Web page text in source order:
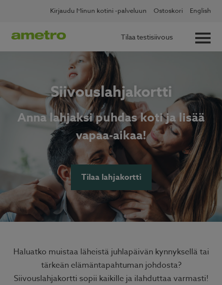
content
Kirjaudu Minun kotini -palveluun Ostoskori English
Tilaa testisiivous
Siivouslahjakortti
Anna lahjaksi puhdas koti ja lisää
vapaa-aikaa!
Tilaa lahjakortti
Haluatko muistaa läheistä juhlapäivän kynnyksellä tai
tärkeän elämäntapahtuman johdosta?
Siivouslahjakortti sopii kaikille ja ilahduttaa varmasti!